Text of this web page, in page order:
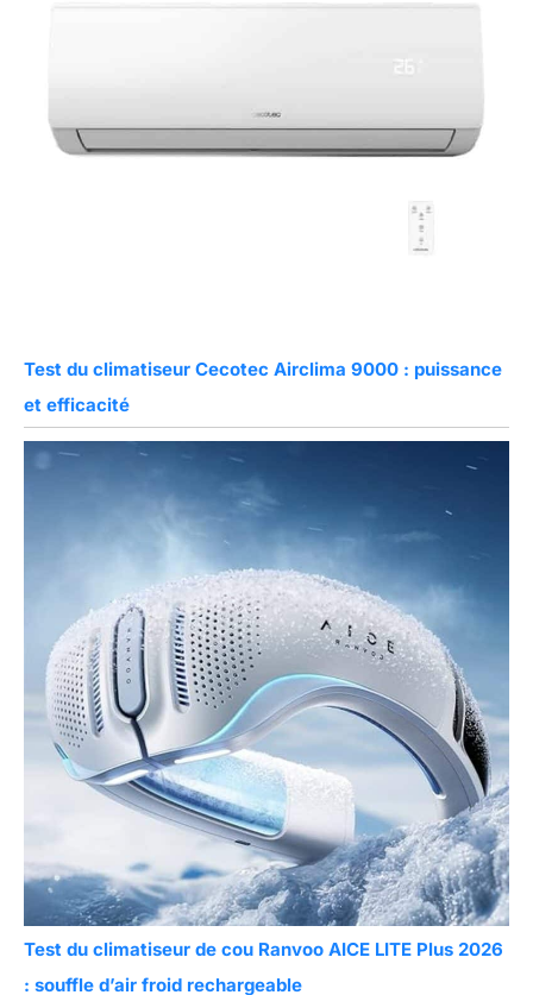
Test du climatiseur Cecotec Airclima 9000 : puissance
et efficacité
Test du climatiseur de cou Ranvoo AICE LITE Plus 2026
: souffle d’air froid rechargeable